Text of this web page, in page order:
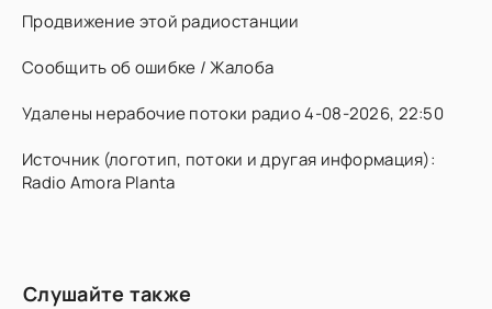
Продвижение этой радиостанции
Сообщить об ошибке / Жалоба
Удалены нерабочие потоки радио 4-08-2026, 22:50
Источник (логотип, потоки и другая информация):
Radio Amora Planta
Слушайте также